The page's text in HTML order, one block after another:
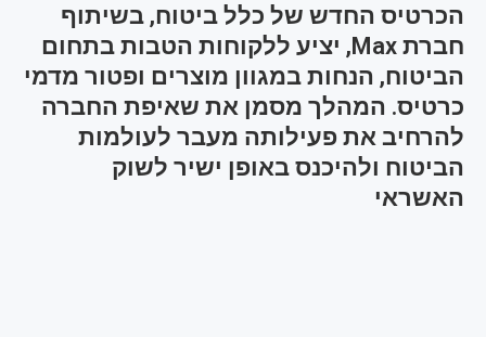
הכרטיס החדש של כלל ביטוח, בשיתוף
חברת Max, יציע ללקוחות הטבות בתחום
הביטוח, הנחות במגוון מוצרים ופטור מדמי
כרטיס. המהלך מסמן את שאיפת החברה
להרחיב את פעילותה מעבר לעולמות
הביטוח ולהיכנס באופן ישיר לשוק
האשראי